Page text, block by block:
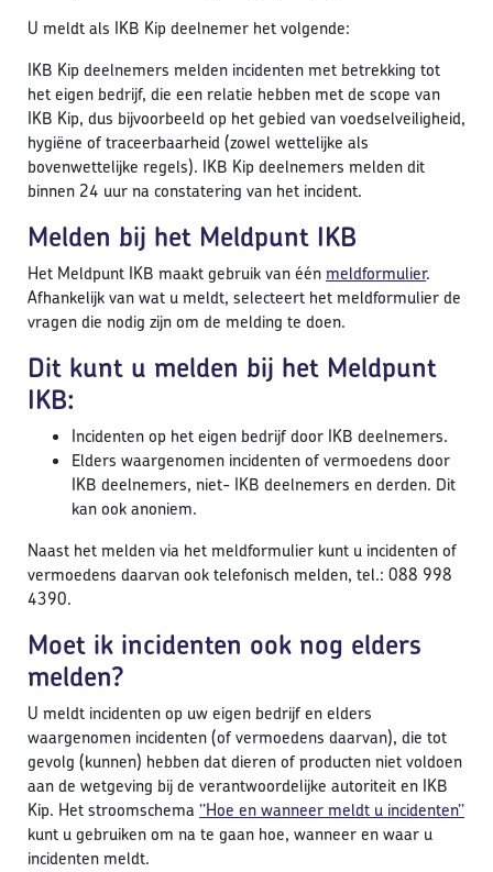
U meldt als IKB Kip deelnemer het volgende:
IKB Kip deelnemers melden incidenten met betrekking tot
het eigen bedrijf, die een relatie hebben met de scope van
IKB Kip, dus bijvoorbeeld op het gebied van voedselveiligheid,
hygiëne of traceerbaarheid (zowel wettelijke als
bovenwettelijke regels). IKB Kip deelnemers melden dit
binnen 24 uur na constatering van het incident.
Melden bij het Meldpunt IKB
Het Meldpunt IKB maakt gebruik van éénmeldformulier.
Afhankelijk van wat u meldt, selecteert het meldformulier de
vragen die nodig zijn om de melding te doen.
Dit kunt u melden bij het Meldpunt
IKB:
Incidenten op het eigen bedrijf door IKB deelnemers.
Elders waargenomen incidenten of vermoedens door
IKB deelnemers, niet- IKB deelnemers en derden. Dit
kan ook anoniem.
Naast het melden via het meldformulier kunt u incidenten of
vermoedens daarvan ook telefonisch melden, tel.: 088 998
4390.
Moet ik incidenten ook nog elders
melden?
U meldt incidenten op uw eigen bedrijf en elders
waargenomen incidenten (of vermoedens daarvan), die tot
gevolg (kunnen) hebben dat dieren of producten niet voldoen
aan de wetgeving bij de verantwoordelijke autoriteit en IKB
Kip. Het stroomschema ’’Hoe en wanneer meldt u incidenten’’
kunt u gebruiken om na te gaan hoe, wanneer en waar u
incidenten meldt.